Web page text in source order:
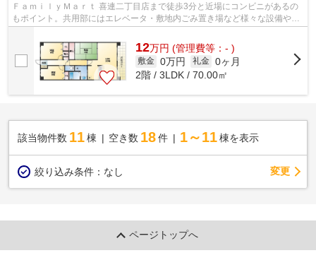
ＦａｍｉｌｙＭａｒｔ 喜連二丁目店まで徒歩3分と近場にコンビニがあるの
もポイント。共用部にはエレベータ・敷地内ごみ置き場など様々な設備やサ
12万円 (管理費等：- )
敷金 0万円 礼金 0ヶ月
2階 / 3LDK / 70.00㎡
該当物件数 11棟 空き数 18 件 1～11 棟を表示
絞り込み条件： なし 変更
ページトップへ